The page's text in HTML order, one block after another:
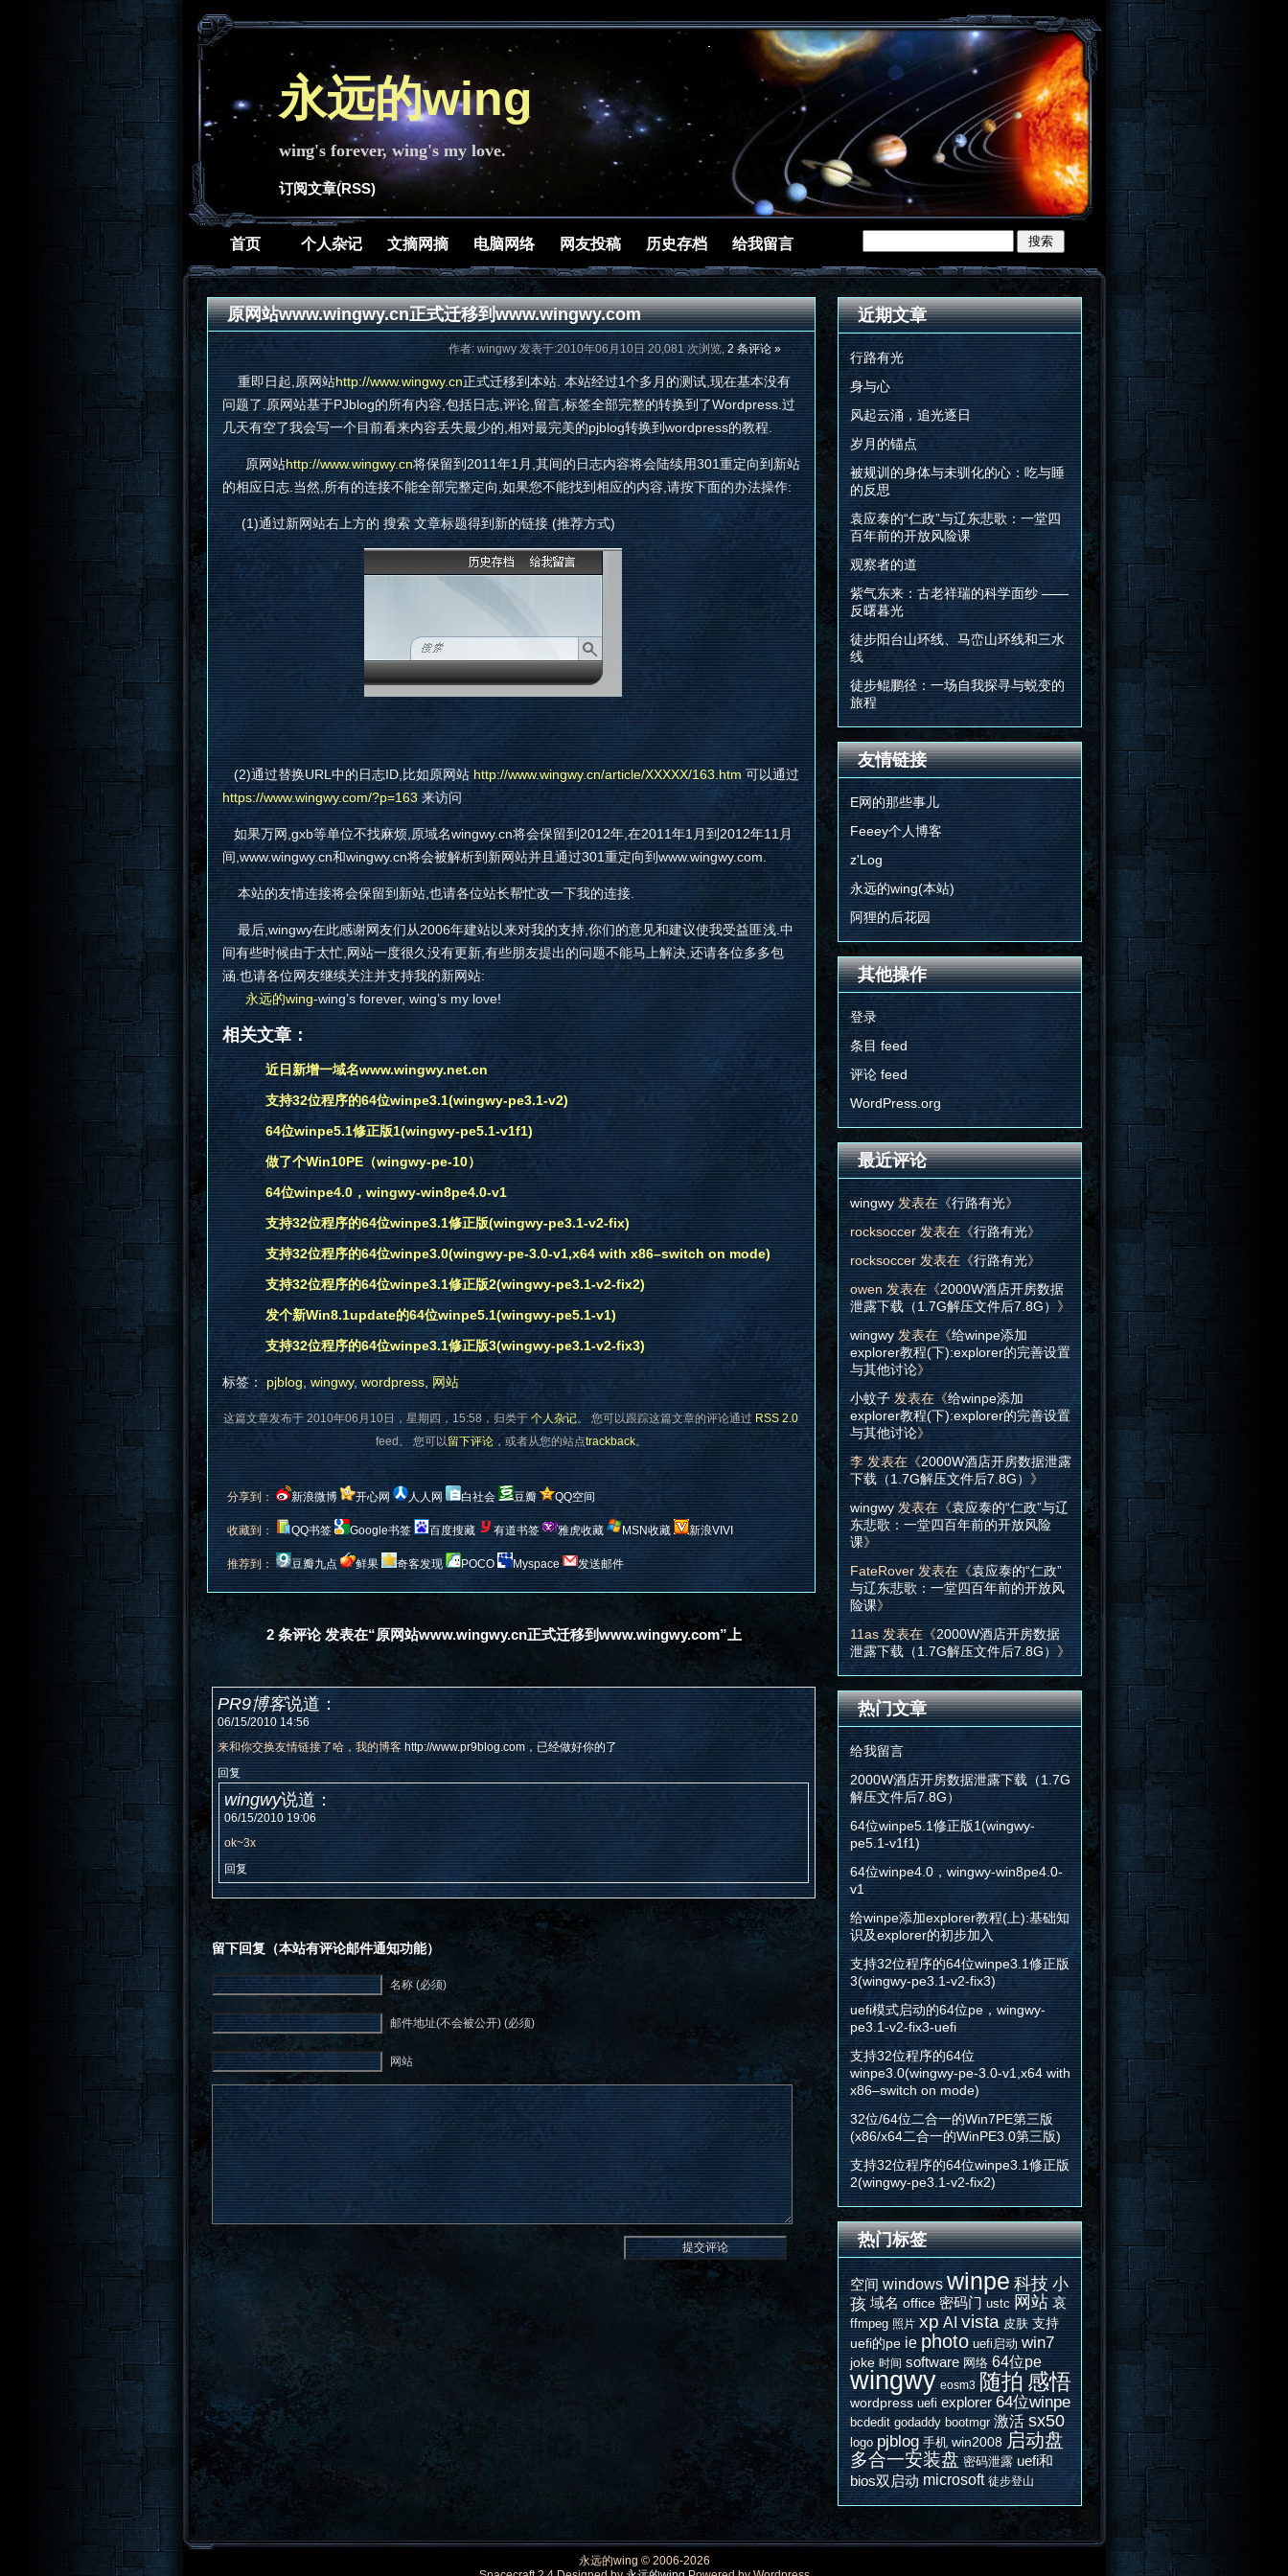
永远的wing
wing's forever, wing's my love.
订阅文章(RSS)
首页 个人杂记 文摘网摘 电脑网络 网友投稿 历史存档 给我留言
原网站www.wingwy.cn正式迁移到www.wingwy.com
作者: wingwy 发表于:2010年06月10日 20,081 次浏览, 2 条评论 »
重即日起,原网站http://www.wingwy.cn正式迁移到本站. 本站经过1个多月的测试,现在基本没有
问题了.原网站基于PJblog的所有内容,包括日志,评论,留言,标签全部完整的转换到了Wordpress.过
几天有空了我会写一个目前看来内容丢失最少的,相对最完美的pjblog转换到wordpress的教程.
原网站http://www.wingwy.cn将保留到2011年1月,其间的日志内容将会陆续用301重定向到新站
的相应日志.当然,所有的连接不能全部完整定向,如果您不能找到相应的内容,请按下面的办法操作:
(1)通过新网站右上方的 搜索 文章标题得到新的链接 (推荐方式)
(2)通过替换URL中的日志ID,比如原网站http://www.wingwy.cn/article/XXXXX/163.htm可以通过
https://www.wingwy.com/?p=163来访问
如果万网,gxb等单位不找麻烦,原域名wingwy.cn将会保留到2012年,在2011年1月到2012年11月
间,www.wingwy.cn和wingwy.cn将会被解析到新网站并且通过301重定向到www.wingwy.com.
本站的友情连接将会保留到新站,也请各位站长帮忙改一下我的连接.
最后,wingwy在此感谢网友们从2006年建站以来对我的支持,你们的意见和建议使我受益匪浅.中
间有些时候由于太忙,网站一度很久没有更新,有些朋友提出的问题不能马上解决,还请各位多多包
涵.也请各位网友继续关注并支持我的新网站:
永远的wing-wing’s forever, wing’s my love!
相关文章：
近日新增一域名www.wingwy.net.cn
支持32位程序的64位winpe3.1(wingwy-pe3.1-v2)
64位winpe5.1修正版1(wingwy-pe5.1-v1f1)
做了个Win10PE（wingwy-pe-10）
64位winpe4.0，wingwy-win8pe4.0-v1
支持32位程序的64位winpe3.1修正版(wingwy-pe3.1-v2-fix)
支持32位程序的64位winpe3.0(wingwy-pe-3.0-v1,x64 with x86–switch on mode)
支持32位程序的64位winpe3.1修正版2(wingwy-pe3.1-v2-fix2)
发个新Win8.1update的64位winpe5.1(wingwy-pe5.1-v1)
支持32位程序的64位winpe3.1修正版3(wingwy-pe3.1-v2-fix3)
标签：pjblog ,wingwy, wordpress,网站
这篇文章发布于 2010年06月10日，星期四，15:58，归类于 个人杂记。 您可以跟踪这篇文章的评论通过RSS 2.0
feed。 您可以留下评论，或者从您的站点trackback。
分享到： 新浪微博 开心网 人人网 白社会 豆瓣 QQ空间
收藏到： QQ书签 Google书签 百度搜藏 有道书签 雅虎收藏 MSN收藏 新浪VIVI
推荐到： 豆瓣九点 鲜果 奇客发现 POCO Myspace 发送邮件
2 条评论 发表在“原网站www.wingwy.cn正式迁移到www.wingwy.com”上
PR9博客说道：
06/15/2010 14:56
来和你交换友情链接了哈，我的博客 http://www.pr9blog.com，已经做好你的了
回复
wingwy说道：
06/15/2010 19:06
ok~3x
回复
留下回复（本站有评论邮件通知功能）
名称 (必须)
邮件地址(不会被公开) (必须)
网站
近期文章
行路有光
身与心
风起云涌，追光逐日
岁月的锚点
被规训的身体与未驯化的心：吃与睡
的反思
袁应泰的“仁政”与辽东悲歌：一堂四
百年前的开放风险课
观察者的道
紫气东来：古老祥瑞的科学面纱 ——
反曙暮光
徒步阳台山环线、马峦山环线和三水
线
徒步鲲鹏径：一场自我探寻与蜕变的
旅程
友情链接
E网的那些事儿
Feeey个人博客
z'Log
永远的wing(本站)
阿狸的后花园
其他操作
登录
条目 feed
评论 feed
WordPress.org
最近评论
wingwy发表在《行路有光》
rocksoccer发表在《行路有光》
rocksoccer发表在《行路有光》
owen 发表在《2000W酒店开房数据
泄露下载（1.7G解压文件后7.8G） 》
wingwy发表在《给winpe添加
explorer教程(下):explorer的完善设置
与其他讨论》
小蚊子发表在《给winpe添加
explorer教程(下):explorer的完善设置
与其他讨论》
李发表在《2000W酒店开房数据泄露
下载（1.7G解压文件后7.8G） 》
wingwy发表在《袁应泰的“仁政”与辽
东悲歌：一堂四百年前的开放风险
课》
FateRover发表在《袁应泰的“仁政”
与辽东悲歌：一堂四百年前的开放风
险课》
11as发表在《2000W酒店开房数据
泄露下载（1.7G解压文件后7.8G） 》
热门文章
给我留言
2000W酒店开房数据泄露下载（1.7G
解压文件后7.8G）
64位winpe5.1修正版1(wingwy-
pe5.1-v1f1)
64位winpe4.0，wingwy-win8pe4.0-
v1
给winpe添加explorer教程(上):基础知
识及explorer的初步加入
支持32位程序的64位winpe3.1修正版
3(wingwy-pe3.1-v2-fix3)
uefi模式启动的64位pe，wingwy-
pe3.1-v2-fix3-uefi
支持32位程序的64位
winpe3.0(wingwy-pe-3.0-v1,x64 with
x86–switch on mode)
32位/64位二合一的Win7PE第三版
(x86/x64二合一的WinPE3.0第三版)
支持32位程序的64位winpe3.1修正版
2(wingwy-pe3.1-v2-fix2)
热门标签
空间 windows winpe 科技 小
孩 域名 office 密码门 ustc 网站 哀
ffmpeg 照片 xp AI vista 皮肤 支持
uefi的pe ie photo uefi启动 win7
joke 时间 software 网络 64位pe
wingwy eosm3 随拍 感悟
wordpress uefi explorer 64位winpe
bcdedit godaddy bootmgr 激活 sx50
logo pjblog 手机 win2008 启动盘
多合一安装盘 密码泄露 uefi和
bios双启动 microsoft 徒步登山
永远的wing © 2006-2026